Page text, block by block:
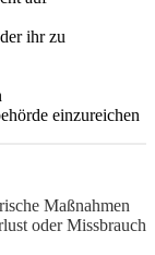
ihr zu
einzureichen
Maßnahmen
oder Missbrauch